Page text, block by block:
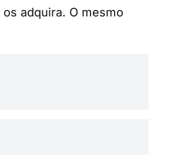
adquira. O mesmo